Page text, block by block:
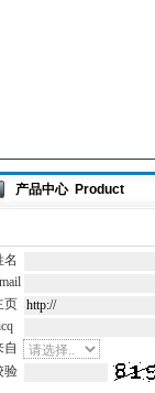
产品中心 Product
名
页
自
验